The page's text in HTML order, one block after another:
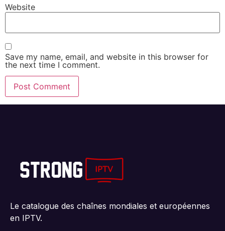
Website
Save my name, email, and website in this browser for
the next time I comment.
Le catalogue des chaînes mondiales et européennes
en IPTV.